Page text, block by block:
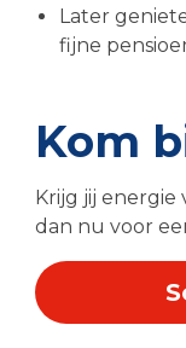
Later
fijne
Kom
Krijg jij energie
dan nu voor